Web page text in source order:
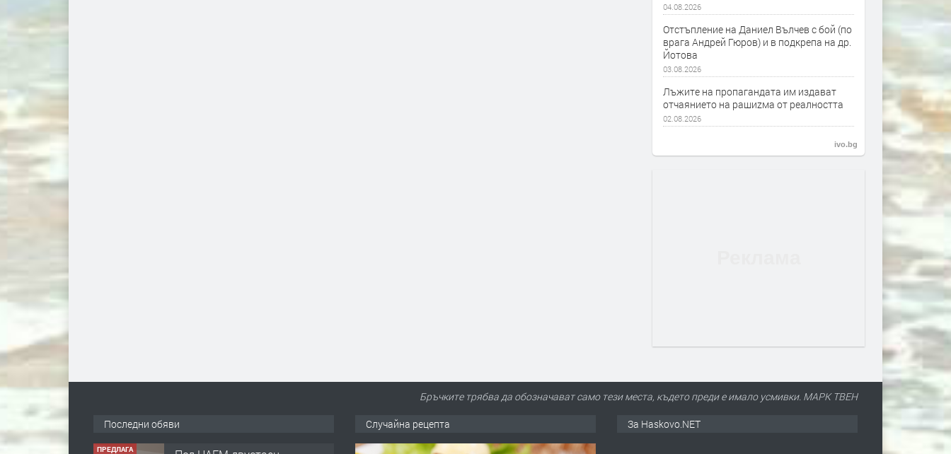
04.08.2026
Отстъпление на Даниел Вълчев с бой (по
врага Андрей Гюров) и в подкрепа на др.
Йотова
03.08.2026
Лъжите на пропагандата им издават
отчаянието на рашиzма от реалността
02.08.2026
ivo.bg
Бръчките трябва да обозначават само тези места, където преди е имало усмивки. МАРК ТВЕН
Последни обяви
ПРЕДЛАГА
Случайна рецепта За Haskovo.NET